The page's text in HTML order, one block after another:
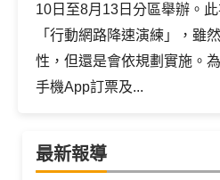
10日至8月13日分區舉辦。
「行動網路降速演練」，雖
性，但還是會依規劃實施。
手機App訂票及...
最新報導